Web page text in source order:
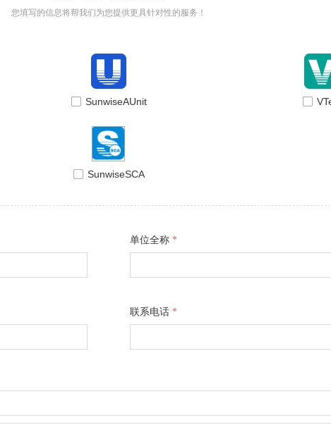
您填写的信息将帮我们为您提供更具针对性的服务！
SunwiseAUnit
SunwiseSCA
单位全称 *
联系电话 *